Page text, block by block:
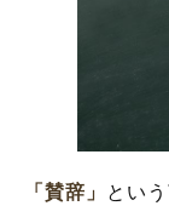
「賛辞」 とい